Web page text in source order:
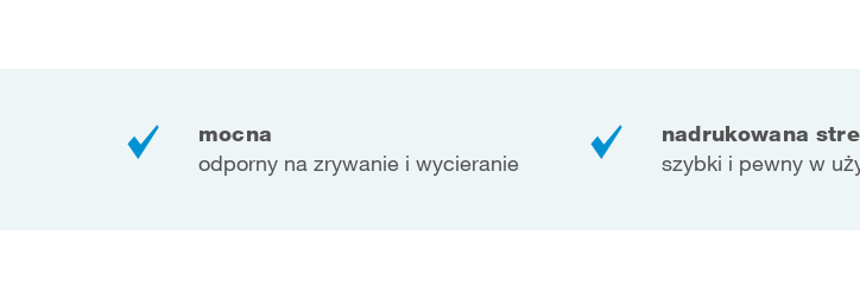
mocna
odporny na zrywanie i wycieranie
nadrukowana
szybki i pewny w